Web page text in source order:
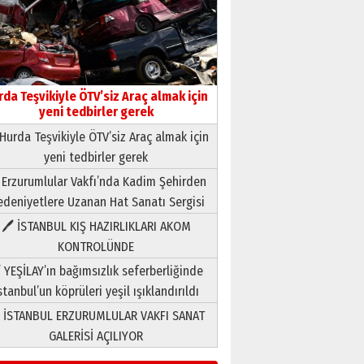
Teşvikiyle ÖTV’siz Araç almak için
yeni tedbirler gerek
Teşvikiyle ÖTV’siz Araç almak için
yeni tedbirler gerek
Vakfı’nda Kadim Şehirden
Uzanan Hat Sanatı Sergisi
🖊 İSTANBUL KIŞ HAZIRLIKLARI AKOM
KONTROLÜNDE
bağımsızlık seferberliğinde
köprüleri yeşil ışıklandırıldı
ERZURUMLULAR VAKFI SANAT
GALERİSİ AÇILIYOR
Neşat YALÇIN
Paranın Aile Kültüründeki Yeri
03 Ağustos 2026 Pazartesi
Yıldırım Gündoğdu
HAVVA’NIN ÜÇ KIZI
09 Temmuz 2026 Perşembe
Yusuf POLAT
Şampiyonluk Sebahattin
Şirin’e yazar